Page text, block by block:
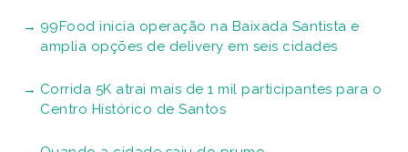
99Food inicia operação na Baixada Santista e
amplia opções de delivery em seis cidades
Corrida 5K atrai mais de 1 mil participantes para o
Centro Histórico de Santos